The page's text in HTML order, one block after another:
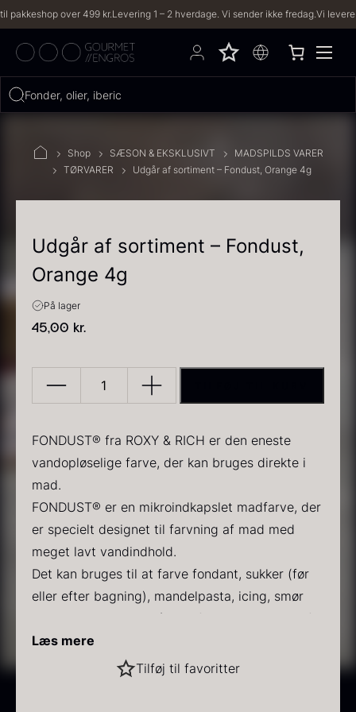
over 499 kr.Levering 1 – 2 hverdage. Vi sender ikke fredag.Vi leverer til
Fonder, olier, iberico...
Hvad leder du efter?
PRODUKTER(2,334)
2334 resultater
PRUNIER Classique Caviar
192,00 kr. Fra160,00 kr.
På lager
Sort vintertrøffel
Shop SÆSON & EKSKLUSIVT
MADSPILDS VARER
TØRVARER
Udgår af sortiment – Fondust, Orange 4g
Udgår af sortiment – Fondust,
Orange 4g
45,00 kr.
På lager
sortiment
–
Fondust,
Orange
4g
antal
FONDUST® fra ROXY & RICH er den eneste
vandopløselige farve, der kan bruges direkte i
mad.
FONDUST® er en mikroindkapslet madfarve, der
er specielt designet til farvning af mad med
meget lavt vandindhold.
Det kan bruges til at farve fondant, sukker (før
eller efter bagning), mandelpasta, icing, smør
creme, makroner, gelé, slik, faktisk alt bortset fra
ren chokolade.
Der skal bruges ca. 3g til 1 kg eksempelvis
marcipan eller fondant.
Læs mere
Tilføj til favoritter